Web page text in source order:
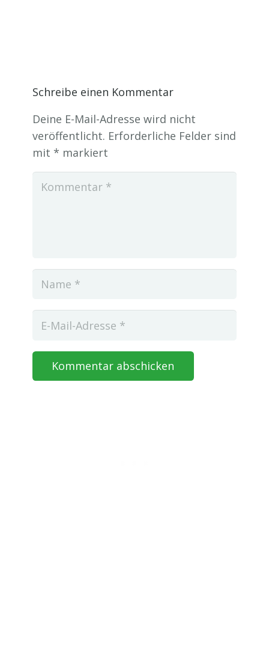
Schreibe einen Kommentar
Deine E-Mail-Adresse wird nicht
veröffentlicht. Erforderliche Felder sind
mit * markiert
Kommentar abschicken